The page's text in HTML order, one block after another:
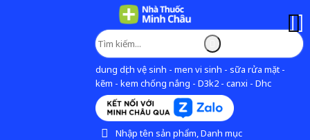
dung dịch vệ sinh - men vi sinh - sữa rửa mặt -
kẽm - kem chống nắng - D3k2 - canxi - Dhc
Nhập tên sản phẩm, Danh mục